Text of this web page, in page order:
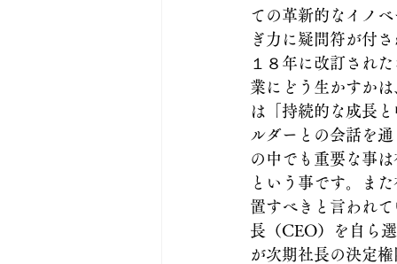
ての革新的なイノ
ぎ力に疑問符が付
１８年に改訂され
業にどう生かすか
は「持続的な成長
ルダーとの会話を
の中でも重要な事
という事です。ま
置すべきと言われ
長（CEO）を自ら
が次期社長の決定